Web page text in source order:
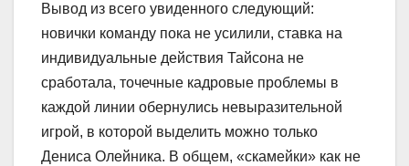
Вывод из всего увиденного следующий:
новички команду пока не усилили, ставка на
индивидуальные действия Тайсона не
сработала, точечные кадровые проблемы в
каждой линии обернулись невыразительной
игрой, в которой выделить можно только
Дениса Олейника. В общем, «скамейки» как не